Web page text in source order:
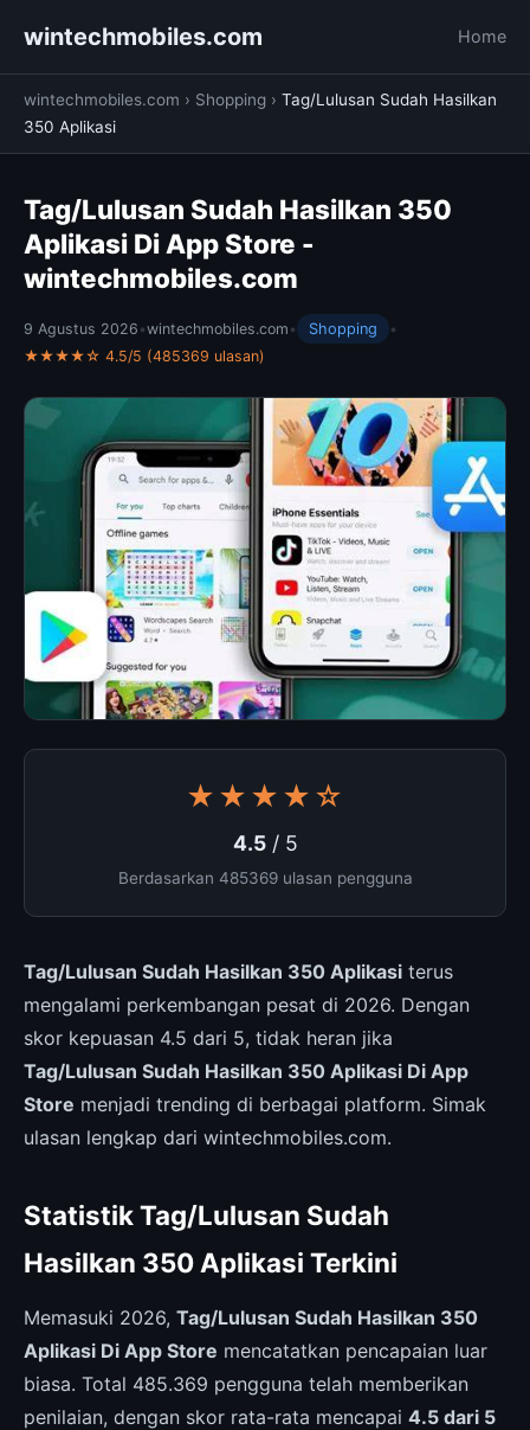
wintechmobiles.com Home
wintechmobiles.com › Shopping › Tag/Lulusan Sudah Hasilkan
350 Aplikasi
Tag/Lulusan Sudah Hasilkan 350
Aplikasi Di App Store -
wintechmobiles.com
9 Agustus 2026 •wintechmobiles.com • Shopping
•
★★★★☆ 4.5/5 (485369 ulasan)
★★★★☆
4.5/ 5
Berdasarkan 485369 ulasan pengguna
Tag/Lulusan Sudah Hasilkan 350 Aplikasi terus
mengalami perkembangan pesat di 2026. Dengan
skor kepuasan 4.5 dari 5, tidak heran jika
Tag/Lulusan Sudah Hasilkan 350 Aplikasi Di App
Store menjadi trending di berbagai platform. Simak
ulasan lengkap dari wintechmobiles.com.
Statistik Tag/Lulusan Sudah
Hasilkan 350 Aplikasi Terkini
Memasuki 2026, Tag/Lulusan Sudah Hasilkan 350
Aplikasi Di App Store mencatatkan pencapaian luar
biasa. Total 485.369 pengguna telah memberikan
penilaian, dengan skor rata-rata mencapai 4.5 dari 5